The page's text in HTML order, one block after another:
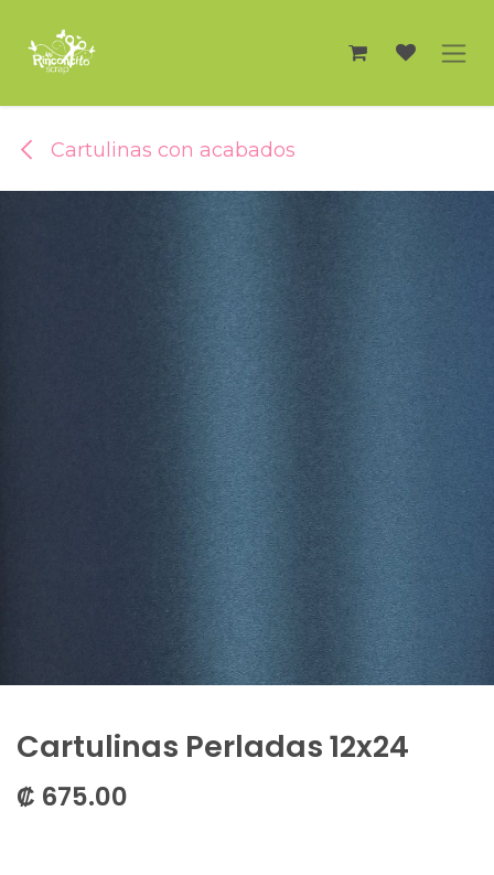
Cartulinas con acabados
Cartulinas Perladas 12x24
₡ 675.00